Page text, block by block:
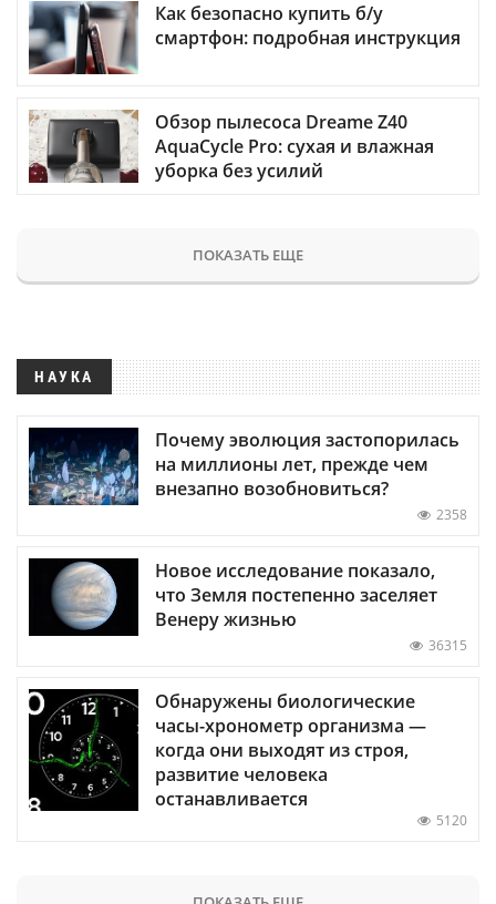
Как безопасно купить б/у
смартфон: подробная инструкция
Обзор пылесоса Dreame Z40
AquaCycle Pro: сухая и влажная
уборка без усилий
ПОКАЗАТЬ ЕЩЕ
НАУКА
Почему эволюция застопорилась
на миллионы лет, прежде чем
внезапно возобновиться?
2358
Новое исследование показало,
что Земля постепенно заселяет
Венеру жизнью
36315
Обнаружены биологические
часы-хронометр организма —
когда они выходят из строя,
развитие человека
останавливается
5120